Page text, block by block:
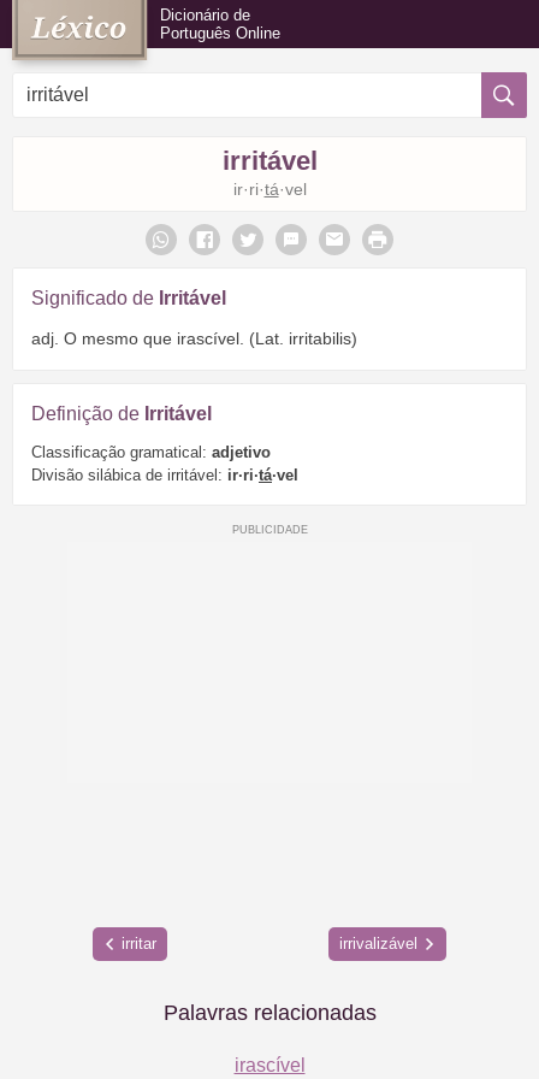
Dicionário de
Português Online
irritável
ir·ri·tá·vel
Significado de Irritável
adj. O mesmo que irascível. (Lat. irritabilis)
Definição de Irritável
Classificação gramatical: adjetivo
Divisão silábica de irritável: ir·ri·tá·vel
irritar irrivalizável
Palavras relacionadas
irascível